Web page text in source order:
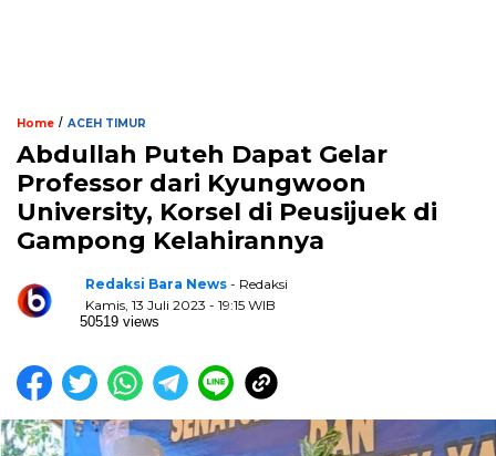
Home / ACEH TIMUR
Abdullah Puteh Dapat Gelar
Professor dari Kyungwoon
University, Korsel di Peusijuek di
Gampong Kelahirannya
Redaksi Bara News - Redaksi
Kamis, 13 Juli 2023 - 19:15 WIB
50519 views